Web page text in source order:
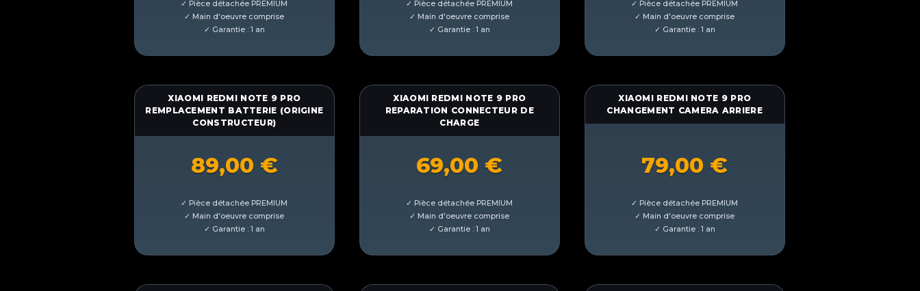
XIAOMI REDMI NOTE 9 PRO
REMPLACEMENT BATTERIE (ORIGINE
CONSTRUCTEUR)
89,00 €
XIAOMI REDMI NOTE 9 PRO
REPARATION CONNECTEUR DE
CHARGE
69,00 €
XIAOMI REDMI NOTE 9 PRO
CHANGEMENT CAMERA ARRIERE
79,00 €